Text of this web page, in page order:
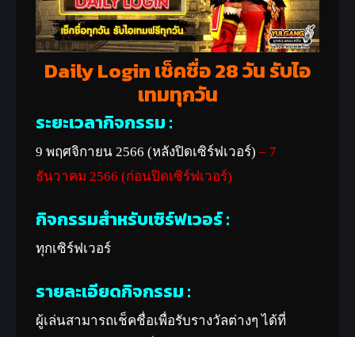
Daily Login เช็คชื่อ 28 วัน รับไอ
เทมทุกวัน
ระยะเวลากิจกรรม :
9 พฤศจิกายน 2566 (หลังปิดเซิร์ฟเวอร์) – 7
ธันวาคม 2566 (ก่อนปิดเซิร์ฟเวอร์)
กิจกรรมสำหรับเซิร์ฟเวอร์ :
ทุกเซิร์ฟเวอร์
รายละเอียดกิจกรรม :
ผู้เล่นสามารถเช็คชื่อเพื่อรับรางวัลต่างๆ ได้ที่